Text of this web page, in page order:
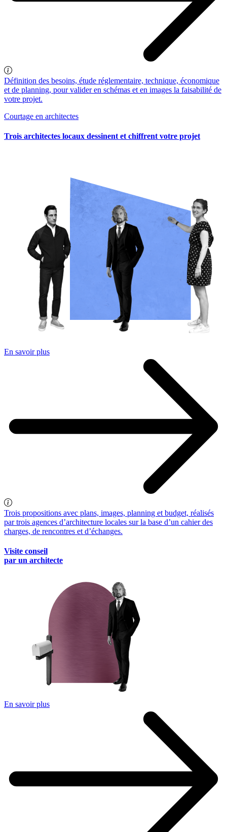
Définition des besoins, étude réglementaire, technique, économique
et de planning, pour valider en schémas et en images la faisabilité de
votre projet.
Courtage en architectes
Trois architectes locaux dessinent et chiffrent votre projet
En savoir plus
Trois propositions avec plans, images, planning et budget, réalisés
par trois agences d’architecture locales sur la base d’un cahier des
charges, de rencontres et d’échanges.
Visite conseil
par un architecte
En savoir plus